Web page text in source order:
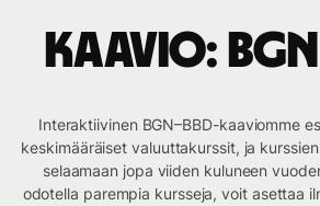
Kaavio:
Interaktiivinen BGN–BBD-kaaviomme
keskimääräiset valuuttakurssit, ja
selaamaan jopa viiden kuluneen
odotella parempia kursseja, voit asettaa